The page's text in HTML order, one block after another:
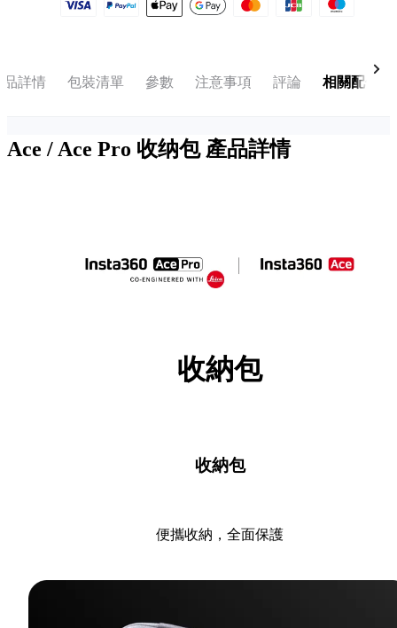
品詳情 包裝清單 參數 注意事項 評論 相關配件
Ace / Ace Pro 收纳包 產品詳情
收納包
收納包
便攜收納，全面保護